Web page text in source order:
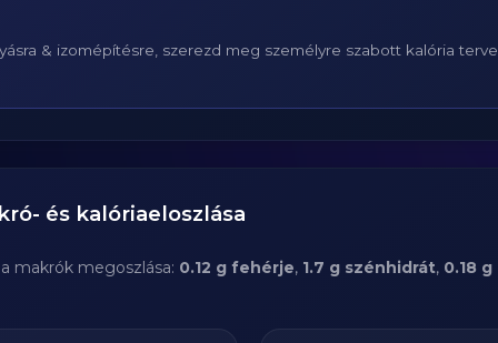
& izomépítésre, szerezd meg személyre szabott kalória
és kalóriaeloszlása
makrók megoszlása: 0.12 g fehérje, 1.7 g szénhidrát, 0.18 g